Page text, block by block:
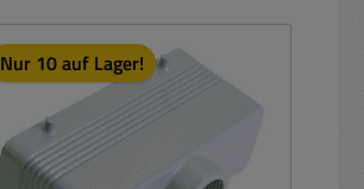
Nur 10 auf Lager!